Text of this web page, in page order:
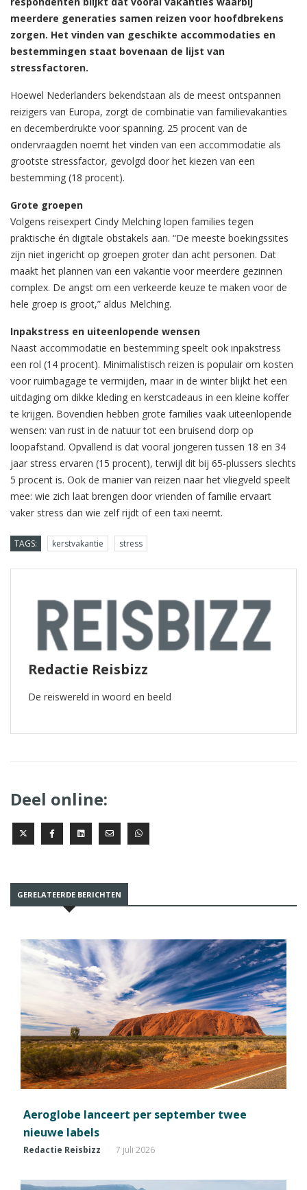
meerdere generaties samen reizen voor hoofdbrekens
zorgen. Het vinden van geschikte accommodaties en
bestemmingen staat bovenaan de lijst van
stressfactoren.
Hoewel Nederlanders bekendstaan als de meest ontspannen
reizigers van Europa, zorgt de combinatie van familievakanties
en decemberdrukte voor spanning. 25 procent van de
ondervraagden noemt het vinden van een accommodatie als
grootste stressfactor, gevolgd door het kiezen van een
bestemming (18 procent).
Grote groepen
Volgens reisexpert Cindy Melching lopen families tegen
praktische én digitale obstakels aan. “De meeste boekingssites
zijn niet ingericht op groepen groter dan acht personen. Dat
maakt het plannen van een vakantie voor meerdere gezinnen
complex. De angst om een verkeerde keuze te maken voor de
hele groep is groot,” aldus Melching.
Inpakstress en uiteenlopende wensen
Naast accommodatie en bestemming speelt ook inpakstress
een rol (14 procent). Minimalistisch reizen is populair om kosten
voor ruimbagage te vermijden, maar in de winter blijkt het een
uitdaging om dikke kleding en kerstcadeaus in een kleine koffer
te krijgen. Bovendien hebben grote families vaak uiteenlopende
wensen: van rust in de natuur tot een bruisend dorp op
loopafstand. Opvallend is dat vooral jongeren tussen 18 en 34
jaar stress ervaren (15 procent), terwijl dit bij 65-plussers slechts
5 procent is. Ook de manier van reizen naar het vliegveld speelt
mee: wie zich laat brengen door vrienden of familie ervaart
vaker stress dan wie zelf rijdt of een taxi neemt.
TAGS: kerstvakantie stress
Redactie Reisbizz
De reiswereld in woord en beeld
Deel online:
GERELATEERDE BERICHTEN
Aeroglobe lanceert per september twee
nieuwe labels
Redactie Reisbizz 7 juli 2026